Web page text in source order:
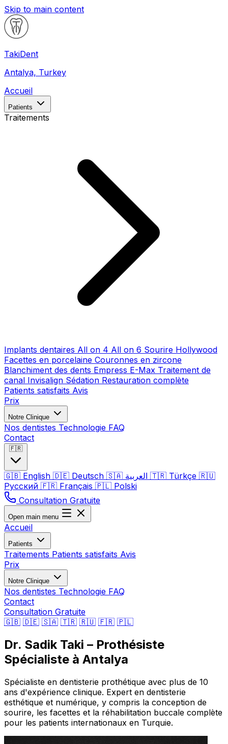
Skip to main content
TakiDent
Antalya, Turkey
Accueil
Patients
Traitements
Implants dentaires All on 4 All on 6 Sourire Hollywood
Facettes en porcelaine Couronnes en zircone
Blanchiment des dents Empress E-Max Traitement de
canal Invisalign Sédation Restauration complète
Patients satisfaits Avis
Prix
Notre Clinique
Nos dentistes Technologie FAQ
Contact
🇫🇷
🇬🇧 English 🇩🇪 Deutsch 🇸🇦 🇹🇷 Türkçe 🇷🇺
Русский 🇫🇷 Français 🇵🇱 Polski
Consultation Gratuite
Open main menu
Accueil
Patients
Traitements Patients satisfaits Avis
Prix
Notre Clinique
Nos dentistes Technologie FAQ
Contact
Consultation Gratuite
🇬🇧 🇩🇪 🇸🇦 🇹🇷 🇷🇺 🇫🇷 🇵🇱
Dr. Sadik Taki – Prothésiste
Spécialiste à Antalya
Spécialiste en dentisterie prothétique avec plus de 10
ans d'expérience clinique. Expert en dentisterie
esthétique et numérique, y compris la conception de
sourire, les facettes et la réhabilitation buccale complète
pour les patients internationaux en Turquie.